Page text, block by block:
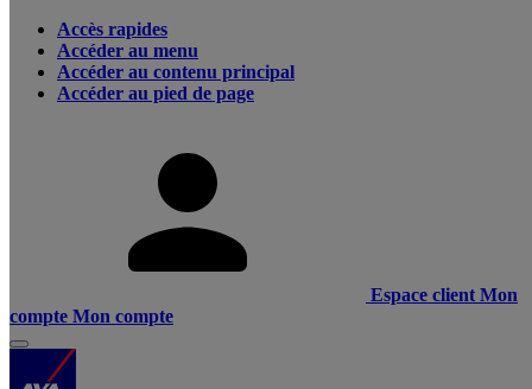
Accès rapides
Accéder au menu
Accéder au contenu principal
Accéder au pied de page
Espace client Mon
compte Mon compte